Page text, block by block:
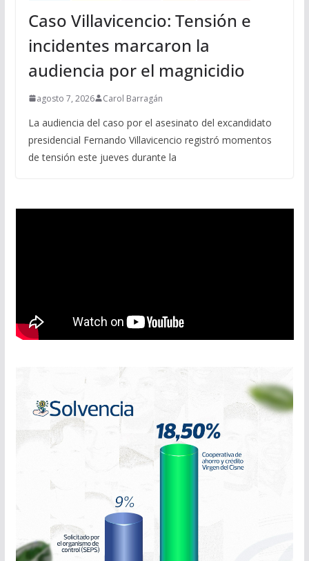
Caso Villavicencio: Tensión e
incidentes marcaron la
audiencia por el magnicidio
agosto 7, 2026 Carol Barragán
La audiencia del caso por el asesinato del excandidato
presidencial Fernando Villavicencio registró momentos
de tensión este jueves durante la